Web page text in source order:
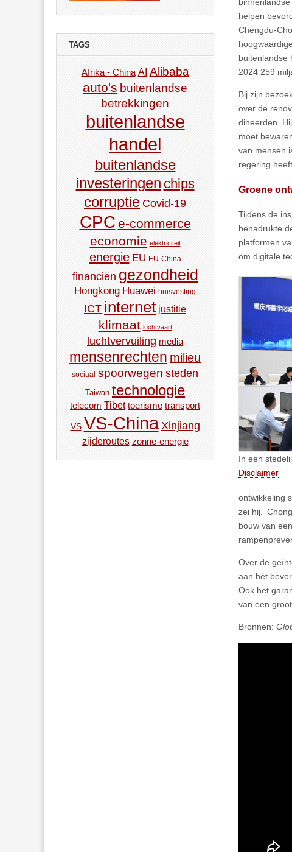
helpen
Chengdu-
buitenlandse
2024 259
Bij zijn
over de
dineerden.
moet
van mensen
regering
Groene
Tijdens de
benadrukte
platformen
om digitale
In een
Disclaimer
ontwikkeling
zei hij.
bouw van
Over de
aan het
Ook het
van een
Bronnen:
TAGS
Afrika - China AI Alibaba
auto's buitenlandse
betrekkingen
buitenlandse
handel
buitenlandse
investeringen chips
corruptie Covid-19
CPC e-commerce
economie elektriciteit
energie EU EU-China
financiën gezondheid
Hongkong Huawei huisvesting
ICT internet justitie
klimaat luchtvaart
luchtvervuiling media
mensenrechten milieu
sociaal spoorwegen steden
Taiwan technologie
telecom Tibet toerisme transport
VS VS-China Xinjiang
zijderoutes zonne-energie